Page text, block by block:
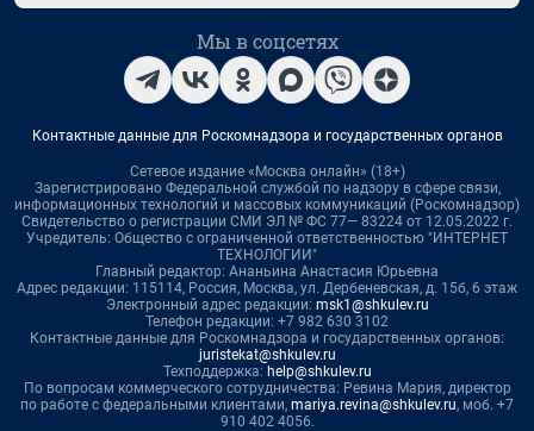
Мы в соцсетях
Контактные данные для Роскомнадзора и государственных органов
Сетевое издание «Москва онлайн» (18+)
Зарегистрировано Федеральной службой по надзору в сфере связи,
информационных технологий и массовых коммуникаций (Роскомнадзор)
Свидетельство о регистрации СМИ ЭЛ № ФС 77— 83224 от 12.05.2022 г.
Учредитель: Общество с ограниченной ответственностью "ИНТЕРНЕТ
ТЕХНОЛОГИИ"
Главный редактор: Ананьина Анастасия Юрьевна
Адрес редакции: 115114, Россия, Москва, ул. Дербеневская, д. 15б, 6 этаж
Электронный адрес редакции: msk1@shkulev.ru
Телефон редакции: +7 982 630 3102
Контактные данные для Роскомнадзора и государственных органов:
juristekat@shkulev.ru
Техподдержка: help@shkulev.ru
По вопросам коммерческого сотрудничества: Ревина Мария, директор
по работе с федеральными клиентами, mariya.revina@shkulev.ru, моб. +7
910 402 4056.